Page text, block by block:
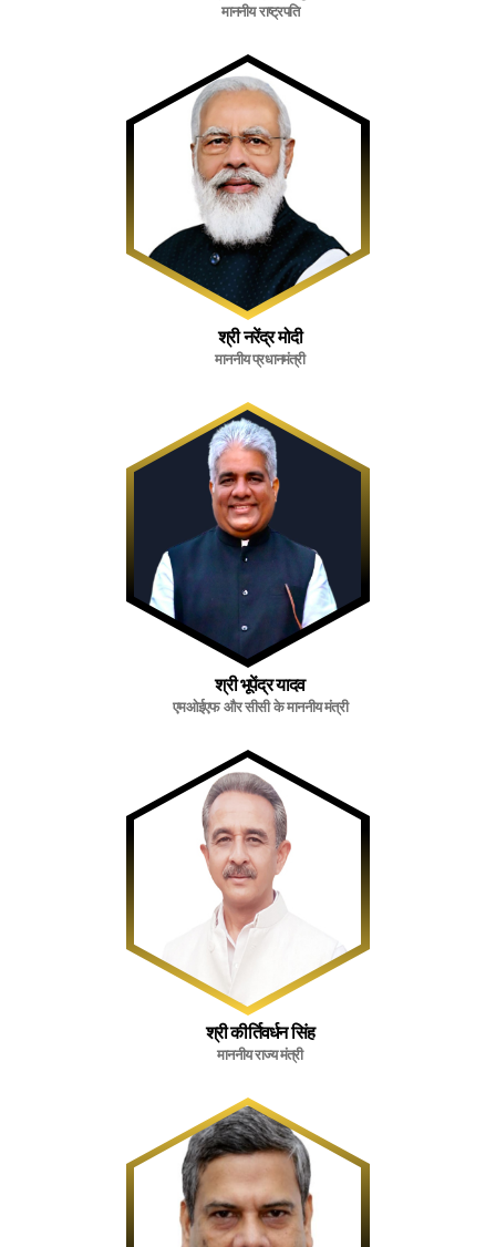
माननीय राष्ट्रपति
श्री नरेंद्र मोदी
माननीय प्रधानमंत्री
श्री भूपेंद्र यादव
एमओईएफ और सीसी के माननीय मंत्री
श्री कीर्तिवर्धन सिंह
माननीय राज्य मंत्री